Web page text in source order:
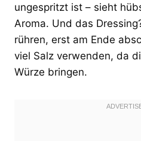
ungespritzt ist – sieht
Aroma. Und das
rühren, erst am Ende
viel Salz verwenden, da
Würze bringen.